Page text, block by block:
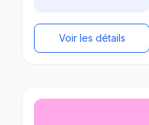
Voir les détails